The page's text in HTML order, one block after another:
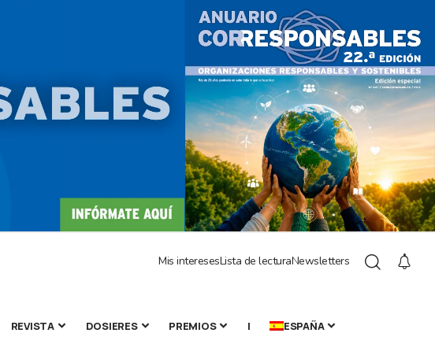
Mis interesesLista de lecturaNewsletters
REVISTA DOSIERES PREMIOS | ESPAÑA